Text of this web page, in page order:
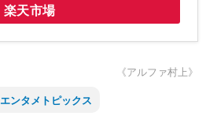
楽天市場
《アルファ村上》
エンタメトピックス